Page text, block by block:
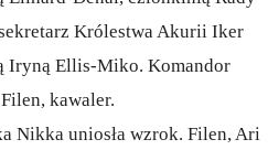
Królestwa Akurii Iker
Iryną Ellis-Miko. Komandor
kawaler.
Nikka uniosła wzrok. Filen, Ari